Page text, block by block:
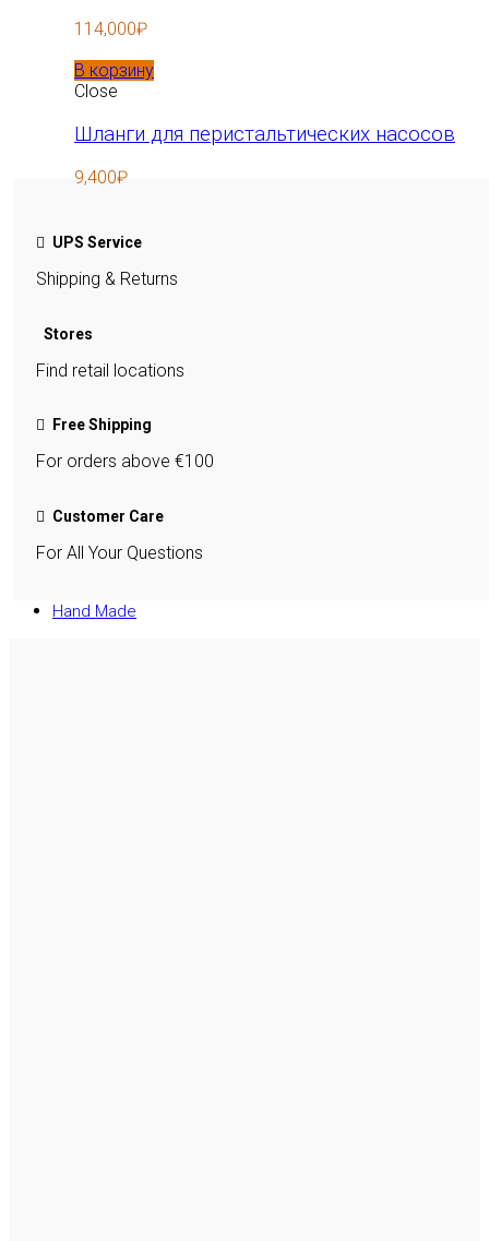
114,000₽
В корзину
Close
Шланги для перистальтических насосов
9,400₽
UPS Service
Shipping & Returns
Stores
Find retail locations
Free Shipping
For orders above €100
Customer Care
For All Your Questions
Hand Made